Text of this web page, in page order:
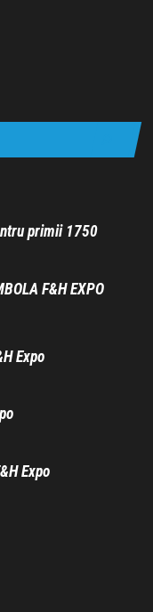
primii 1750
F&H EXPO
Expo
Expo